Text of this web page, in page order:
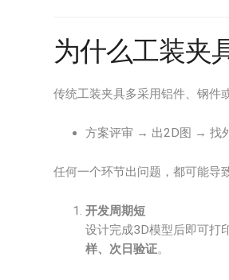
为什么工装夹
传统工装夹具多采用铝件、钢件
方案评审 → 出2D图 → 找
任何一个环节出问题，都可能导
开发周期短
设计完成3D模型后即可打
样、次日验证。